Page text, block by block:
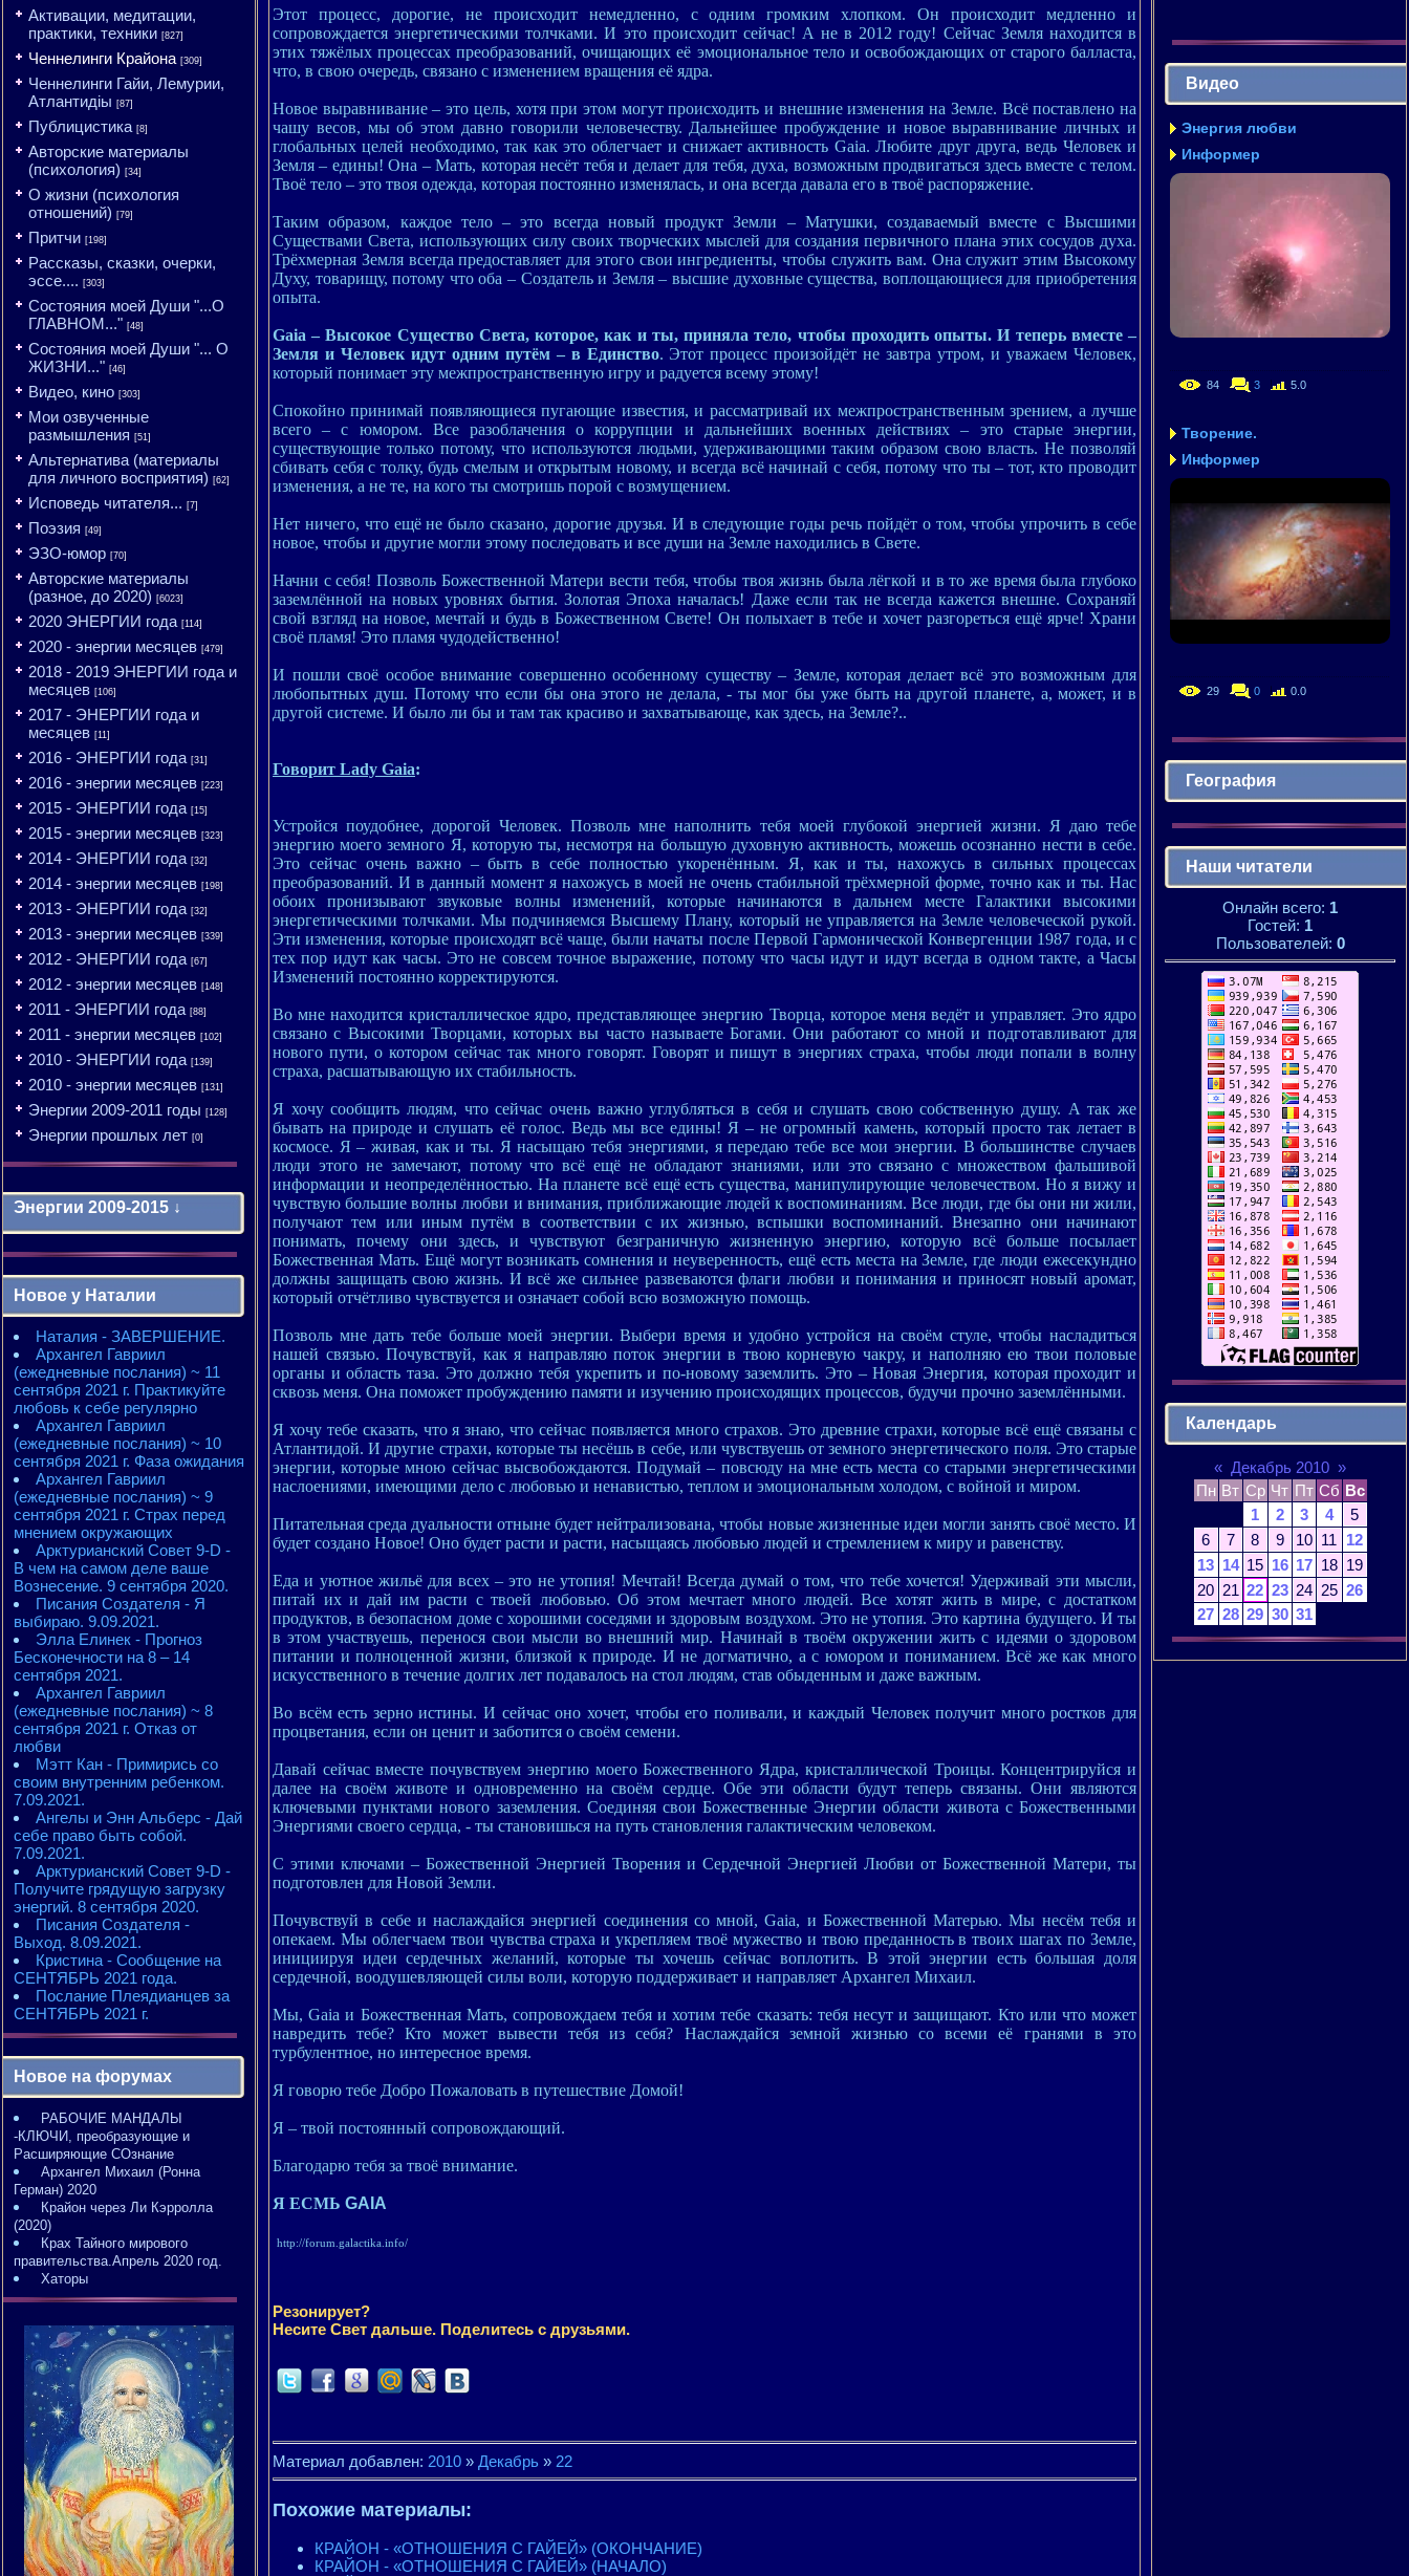
Активации, медитации,
практики, техники [827]
Ченнелинги Крайона [309]
Ченнелинги Гайи, Лемурии,
Атлантидіы [87]
Публицистика [8]
Авторские материалы
(психология) [34]
О жизни (психология
отношений) [79]
Притчи [198]
Рассказы, сказки, очерки,
эссе.... [303]
Состояния моей Души "...О
ГЛАВНОМ..." [48]
Состояния моей Души "... О
ЖИЗНИ..." [46]
Видео, кино [303]
Мои озвученные
размышления [51]
Альтернатива (материалы
для личного восприятия) [62]
Исповедь читателя... [7]
Поэзия [49]
ЭЗО-юмор [70]
Авторские материалы
(разное, до 2020) [6023]
2020 ЭНЕРГИИ года [114]
2020 - энергии месяцев [479]
2018 - 2019 ЭНЕРГИИ года и
месяцев [106]
2017 - ЭНЕРГИИ года и
месяцев [11]
2016 - ЭНЕРГИИ года [31]
2016 - энергии месяцев [223]
2015 - ЭНЕРГИИ года [15]
2015 - энергии месяцев [323]
2014 - ЭНЕРГИИ года [32]
2014 - энергии месяцев [198]
2013 - ЭНЕРГИИ года [32]
2013 - энергии месяцев [339]
2012 - ЭНЕРГИИ года [67]
2012 - энергии месяцев [148]
2011 - ЭНЕРГИИ года [88]
2011 - энергии месяцев [102]
2010 - ЭНЕРГИИ года [139]
2010 - энергии месяцев [131]
Энергии 2009-2011 годы [128]
Энергии прошлых лет [0]
Энергии 2009-2015 ↓
2010 - энергии месяцев
2010 - ЭНЕРГИИ года
2011 - энергии месяцев
2011 - ЭНЕРГИИ года
2012 - энергии месяцев
2012 - ЭНЕРГИИ года
2013 - энергии месяцев
2013 - ЭНЕРГИИ года
2014 - энергии месяцев
2014 - ЭНЕРГИИ года
2015 - энергии месяцев
2015 - ЭНЕРГИИ года
Новое у Наталии
Наталия - ЗАВЕРШЕНИЕ.
Архангел Гавриил
(ежедневные послания) ~ 11
сентября 2021 г. Практикуйте
любовь к себе регулярно
Архангел Гавриил
(ежедневные послания) ~ 10
сентября 2021 г. Фаза ожидания
Архангел Гавриил
(ежедневные послания) ~ 9
сентября 2021 г. Страх перед
мнением окружающих
Арктурианский Совет 9-D -
В чем на самом деле ваше
Вознесение. 9 сентября 2020.
Писания Создателя - Я
выбираю. 9.09.2021.
Элла Елинек - Прогноз
Бесконечности на 8 – 14
сентября 2021.
Архангел Гавриил
(ежедневные послания) ~ 8
сентября 2021 г. Отказ от
любви
Мэтт Кан - Примирись со
своим внутренним ребенком.
7.09.2021.
Ангелы и Энн Альберс - Дай
себе право быть собой.
7.09.2021.
Арктурианский Совет 9-D -
Получите грядущую загрузку
энергий. 8 сентября 2020.
Писания Создателя -
Выход. 8.09.2021.
Кристина - Сообщение на
СЕНТЯБРЬ 2021 года.
Послание Плеядианцев за
СЕНТЯБРЬ 2021 г.
Новое на форумах
РАБОЧИЕ МАНДАЛЫ
-КЛЮЧИ, преобразующие и
Расширяющие СОзнание
Архангел Михаил (Ронна
Герман) 2020
Крайон через Ли Кэрролла
(2020)
Крах Тайного мирового
правительства.Апрель 2020 год.
Хаторы
Этот процесс, дорогие, не происходит немедленно, с одним громким хлопком. Он происходит медленно и
сопровождается энергетическими толчками. И это происходит сейчас! А не в 2012 году! Сейчас Земля находится в
этих тяжёлых процессах преобразований, очищающих её эмоциональное тело и освобождающих от старого балласта,
что, в свою очередь, связано с изменением вращения её ядра.
Новое выравнивание – это цель, хотя при этом могут происходить и внешние изменения на Земле. Всё поставлено на
чашу весов, мы об этом давно говорили человечеству. Дальнейшее пробуждение и новое выравнивание личных и
глобальных целей необходимо, так как это облегчает и снижает активность Gaia. Любите друг друга, ведь Человек и
Земля – едины! Она – Мать, которая несёт тебя и делает для тебя, духа, возможным продвигаться здесь вместе с телом.
Твоё тело – это твоя одежда, которая постоянно изменялась, и она всегда давала его в твоё распоряжение.
Таким образом, каждое тело – это всегда новый продукт Земли – Матушки, создаваемый вместе с Высшими
Существами Света, использующих силу своих творческих мыслей для создания первичного плана этих сосудов духа.
Трёхмерная Земля всегда предоставляет для этого свои ингредиенты, чтобы служить вам. Она служит этим Высокому
Духу, товарищу, потому что оба – Создатель и Земля – высшие духовные существа, воплощающиеся для приобретения
опыта.
Gaia – Высокое Существо Света, которое, как и ты, приняла тело, чтобы проходить опыты. И теперь вместе –
Земля и Человек идут одним путём – в Единство. Этот процесс произойдёт не завтра утром, и уважаем Человек,
который понимает эту межпространственную игру и радуется всему этому!
Спокойно принимай появляющиеся пугающие известия, и рассматривай их межпространственным зрением, а лучше
всего – с юмором. Все разоблачения о коррупции и дальнейших военных действиях – это старые энергии,
существующие только потому, что используются людьми, удерживающими таким образом свою власть. Не позволяй
сбивать себя с толку, будь смелым и открытым новому, и всегда всё начинай с себя, потому что ты – тот, кто проводит
изменения, а не те, на кого ты смотришь порой с возмущением.
Нет ничего, что ещё не было сказано, дорогие друзья. И в следующие годы речь пойдёт о том, чтобы упрочить в себе
новое, чтобы и другие могли этому последовать и все души на Земле находились в Свете.
Начни с себя! Позволь Божественной Матери вести тебя, чтобы твоя жизнь была лёгкой и в то же время была глубоко
заземлённой на новых уровнях бытия. Золотая Эпоха началась! Даже если так не всегда кажется внешне. Сохраняй
свой взгляд на новое, мечтай и будь в Божественном Свете! Он полыхает в тебе и хочет разгореться ещё ярче! Храни
своё пламя! Это пламя чудодейственно!
И пошли своё особое внимание совершенно особенному существу – Земле, которая делает всё это возможным для
любопытных душ. Потому что если бы она этого не делала, - ты мог бы уже быть на другой планете, а, может, и в
другой системе. И было ли бы и там так красиво и захватывающе, как здесь, на Земле?..
Говорит Lady Gaia:
Устройся поудобнее, дорогой Человек. Позволь мне наполнить тебя моей глубокой энергией жизни. Я даю тебе
энергию моего земного Я, которую ты, несмотря на большую духовную активность, можешь осознанно нести в себе.
Это сейчас очень важно – быть в себе полностью укоренённым. Я, как и ты, нахожусь в сильных процессах
преобразований. И в данный момент я нахожусь в моей не очень стабильной трёхмерной форме, точно как и ты. Нас
обоих пронизывают звуковые волны изменений, которые начинаются в дальнем месте Галактики высокими
энергетическими толчками. Мы подчиняемся Высшему Плану, который не управляется на Земле человеческой рукой.
Эти изменения, которые происходят всё чаще, были начаты после Первой Гармонической Конвергенции 1987 года, и с
тех пор идут как часы. Это не совсем точное выражение, потому что часы идут и идут всегда в одном такте, а Часы
Изменений постоянно корректируются.
Во мне находится кристаллическое ядро, представляющее энергию Творца, которое меня ведёт и управляет. Это ядро
связано с Высокими Творцами, которых вы часто называете Богами. Они работают со мной и подготавливают для
нового пути, о котором сейчас так много говорят. Говорят и пишут в энергиях страха, чтобы люди попали в волну
страха, расшатывающую их стабильность.
Я хочу сообщить людям, что сейчас очень важно углубляться в себя и слушать свою собственную душу. А так же
бывать на природе и слушать её голос. Ведь мы все едины! Я – не огромный камень, который просто так летает в
космосе. Я – живая, как и ты. Я насыщаю тебя энергиями, я передаю тебе все мои энергии. В большинстве случаев
люди этого не замечают, потому что всё ещё не обладают знаниями, или это связано с множеством фальшивой
информации и неопределённостью. На планете всё ещё есть существа, манипулирующие человечеством. Но я вижу и
чувствую большие волны любви и внимания, приближающие людей к воспоминаниям. Все люди, где бы они ни жили,
получают тем или иным путём в соответствии с их жизнью, вспышки воспоминаний. Внезапно они начинают
понимать, почему они здесь, и чувствуют безграничную жизненную энергию, которую всё больше посылает
Божественная Мать. Ещё могут возникать сомнения и неуверенность, ещё есть места на Земле, где люди ежесекундно
должны защищать свою жизнь. И всё же сильнее развеваются флаги любви и понимания и приносят новый аромат,
который отчётливо чувствуется и означает собой всю возможную помощь.
Позволь мне дать тебе больше моей энергии. Выбери время и удобно устройся на своём стуле, чтобы насладиться
нашей связью. Почувствуй, как я направляю поток энергии в твою корневую чакру, и наполняю ею твои половые
органы и область таза. Это должно тебя укрепить и по-новому заземлить. Это – Новая Энергия, которая проходит и
сквозь меня. Она поможет пробуждению памяти и изучению происходящих процессов, будучи прочно заземлёнными.
Я хочу тебе сказать, что я знаю, что сейчас появляется много страхов. Это древние страхи, которые всё ещё связаны с
Атлантидой. И другие страхи, которые ты несёшь в себе, или чувствуешь от земного энергетического поля. Это старые
энергии, которые мною сейчас высвобождаются. Подумай – повсюду на мне есть места со старыми энергетическими
наслоениями, имеющими дело с любовью и ненавистью, теплом и эмоциональным холодом, с войной и миром.
Питательная среда дуальности отныне будет нейтрализована, чтобы новые жизненные идеи могли занять своё место. И
будет создано Новое! Оно будет расти и расти, насыщаясь любовью людей и стремлением к миру и равенству.
Еда и уютное жильё для всех – это не утопия! Мечтай! Всегда думай о том, что тебе хочется! Удерживай эти мысли,
питай их и дай им расти с твоей любовью. Об этом мечтает много людей. Все хотят жить в мире, с достатком
продуктов, в безопасном доме с хорошими соседями и здоровым воздухом. Это не утопия. Это картина будущего. И ты
в этом участвуешь, перенося свои мысли во внешний мир. Начинай в твоём окружении жить с идеями о здоровом
питании и полноценной жизни, близкой к природе. И не догматично, а с юмором и пониманием. Всё же как много
искусственного в течение долгих лет подавалось на стол людям, став обыденным и даже важным.
Во всём есть зерно истины. И сейчас оно хочет, чтобы его поливали, и каждый Человек получит много ростков для
процветания, если он ценит и заботится о своём семени.
Давай сейчас вместе почувствуем энергию моего Божественного Ядра, кристаллической Троицы. Концентрируйся и
далее на своём животе и одновременно на своём сердце. Обе эти области будут теперь связаны. Они являются
ключевыми пунктами нового заземления. Соединяя свои Божественные Энергии области живота с Божественными
Энергиями своего сердца, - ты становишься на путь становления галактическим человеком.
С этими ключами – Божественной Энергией Творения и Сердечной Энергией Любви от Божественной Матери, ты
подготовлен для Новой Земли.
Почувствуй в себе и наслаждайся энергией соединения со мной, Gaia, и Божественной Матерью. Мы несём тебя и
опекаем. Мы облегчаем твои чувства страха и укрепляем твоё мужество и твою преданность в твоих шагах по Земле,
инициируя идеи сердечных желаний, которые ты хочешь сейчас воплотить. В этой энергии есть большая доля
сердечной, воодушевляющей силы воли, которую поддерживает и направляет Архангел Михаил.
Мы, Gaia и Божественная Мать, сопровождаем тебя и хотим тебе сказать: тебя несут и защищают. Кто или что может
навредить тебе? Кто может вывести тебя из себя? Наслаждайся земной жизнью со всеми её гранями в это
турбулентное, но интересное время.
Я говорю тебе Добро Пожаловать в путешествие Домой!
Я – твой постоянный сопровождающий.
Благодарю тебя за твоё внимание.
Я ЕСМЬ GAIA
http://forum.galactika.info/
Резонирует?
Несите Свет дальше. Поделитесь с друзьями.
Материал добавлен: 2010 » Декабрь » 22
Похожие материалы:
КРАЙОН - «ОТНОШЕНИЯ С ГАЙЕЙ» (ОКОНЧАНИЕ)
КРАЙОН - «ОТНОШЕНИЯ С ГАЙЕЙ» (НАЧАЛО)
Видео
Энергия любви
Информер
84 3 5.0
Творение.
Информер
29 0 0.0
География
Наши читатели
Онлайн всего: 1
Гостей: 1
Пользователей: 0
Календарь
« Декабрь 2010 »
Пн Вт Ср Чт Пт Сб Вс
1
2 3 4
5
6
7 8 9 10 11
12
13 14 15 16 17 18 19
20 21 22 23 24 25 26
27 28 29 30 31